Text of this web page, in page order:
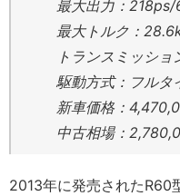
最大出力：
最大トルク：
トランスミッショ
駆動方式：フルタ
新車価格：
中古相場：
2013年に発売されたR60